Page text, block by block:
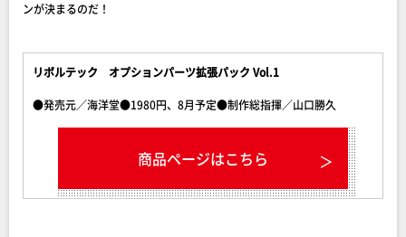
ンが決まるのだ！
リボルテック オプションパーツ拡張パック Vol.1
●発売元／海洋堂●1980円、8月予定●制作総指揮／山口勝久
商品ページはこちら